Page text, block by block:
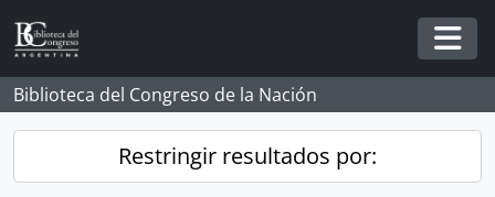
Skip to main content
Biblioteca del Congreso de la Nación
Restringir resultados por: